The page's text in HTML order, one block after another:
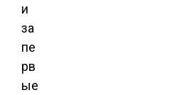
и
за
пе
рв
ые